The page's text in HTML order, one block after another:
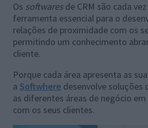
Os softwares de CRM são cada
ferramenta essencial para o
relações de proximidade com os
permitindo um conhecimento
cliente.
Porque cada área apresenta as
a Softwhere desenvolve soluções
as diferentes áreas de negócio
com os seus clientes.